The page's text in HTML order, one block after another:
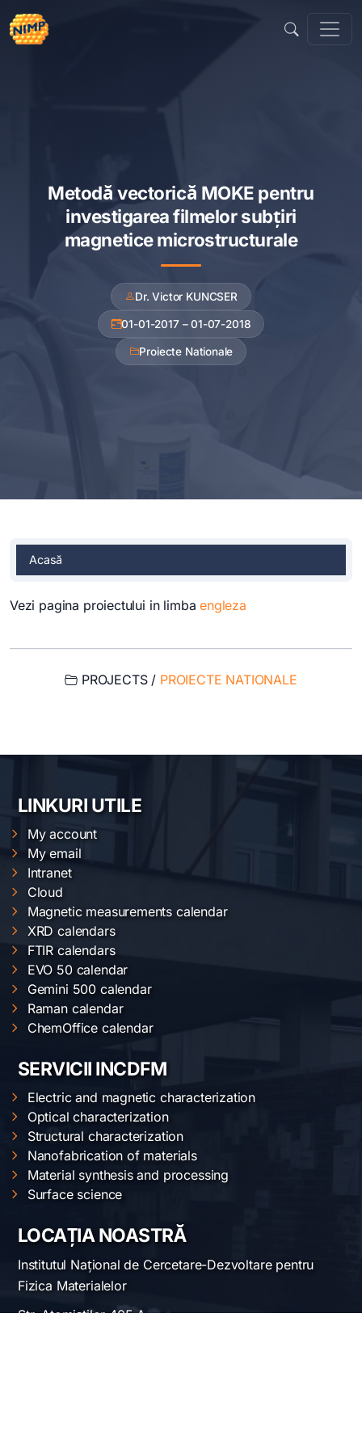
conținut
Metodă vectorică MOKE pentru
investigarea filmelor subțiri
magnetice microstructurale
Dr. Victor KUNCSER
01-01-2017 – 01-07-2018
Proiecte Nationale
Acasă
Vezi pagina proiectului in limbaengleza
PROJECTS / PROIECTE NATIONALE
LINKURI UTILE
My account
My email
Intranet
Cloud
Magnetic measurements calendar
XRD calendars
FTIR calendars
EVO 50 calendar
Gemini 500 calendar
Raman calendar
ChemOffice calendar
SERVICII INCDFM
Electric and magnetic characterization
Optical characterization
Structural characterization
Nanofabrication of materials
Material synthesis and processing
Surface science
LOCAȚIA NOASTRĂ
Institutul Național de Cercetare-Dezvoltare pentru
Fizica Materialelor
Str. Atomiștilor 405 A